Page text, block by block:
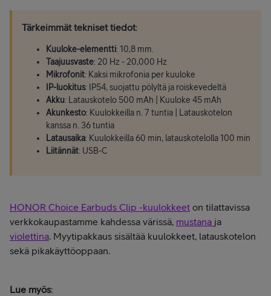
Tärkeimmät tekniset tiedot:
Kuuloke-elementti: 10,8 mm.
Taajuusvaste: 20 Hz - 20,000 Hz
Mikrofonit: Kaksi mikrofonia per kuuloke
IP-luokitus: IP54, suojattu pölyltä ja roiskevedeltä
Akku: Latauskotelo 500 mAh | Kuuloke 45 mAh
Akunkesto: Kuulokkeilla n. 7 tuntia | Latauskotelon
kanssa n. 36 tuntia
Latausaika: Kuulokkeilla 60 min, latauskotelolla 100 min
Liitännät: USB-C
HONOR Choice Earbuds Clip -kuulokkeet on tilattavissa
verkkokaupastamme kahdessa värissä, mustana ja
violettina. Myytipakkaus sisältää kuulokkeet, latauskotelon
sekä pikakäyttöoppaan.
Lue myös: